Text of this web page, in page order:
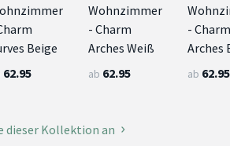
Beige
62.95
Wohnzimmer
- Charm
Arches Weiß
ab 62.95
- Charm
Arches
ab 62.95
dieser Kollektion an